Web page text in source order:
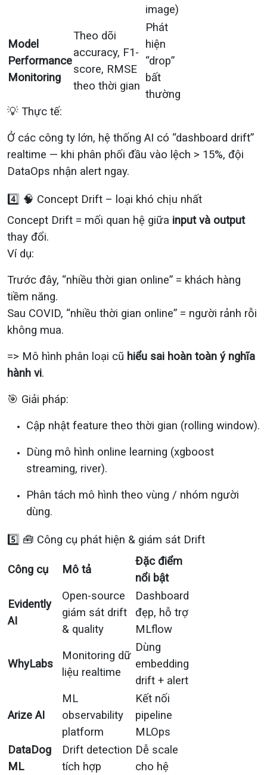
image)
Model
Performance
Monitoring
Theo dõi
accuracy, F1-
score, RMSE
theo thời gian
Phát
hiện
“drop”
bất
thường
💡 Thực tế:
Ở các công ty lớn, hệ thống AI có “dashboard drift”
realtime — khi phân phối đầu vào lệch > 15%, đội
DataOps nhận alert ngay.
4️⃣ 🧠 Concept Drift – loại khó chịu nhất
Concept Drift = mối quan hệ giữa input và output
thay đổi.
Ví dụ:
Trước đây, “nhiều thời gian online” = khách hàng
tiềm năng.
Sau COVID, “nhiều thời gian online” = người rảnh rỗi
không mua.
=> Mô hình phân loại cũ hiểu sai hoàn toàn ý nghĩa
hành vi.
🎯 Giải pháp:
Cập nhật feature theo thời gian (rolling window).
Dùng mô hình online learning (xgboost
streaming, river).
Phân tách mô hình theo vùng / nhóm người
dùng.
5️⃣ 🧰 Công cụ phát hiện & giám sát Drift
Công cụ Mô tả
Đặc điểm
nổi bật
Evidently
AI
Open-source
giám sát drift
& quality
Dashboard
đẹp, hỗ trợ
MLflow
WhyLabs
Monitoring dữ
liệu realtime
Dùng
embedding
drift + alert
Arize AI
ML
observability
platform
Kết nối
pipeline
MLOps
DataDog
ML
Drift detection
tích hợp
Dễ scale
cho hệ